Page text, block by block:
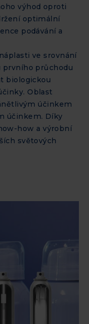
výhod oproti
optimální
podávání a
ve srovnání
prvního průchodu
biologickou
Oblast
účinkem
účinkem. Díky
how a výrobní
světových